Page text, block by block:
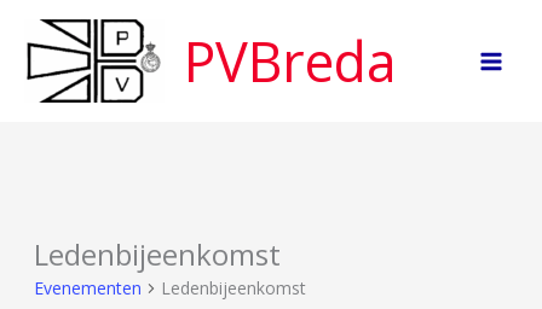
naar
PVBreda
Ledenbijeenkomst
Evenementen Ledenbijeenkomst